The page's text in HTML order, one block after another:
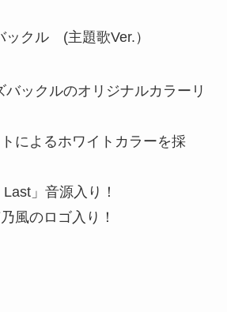
ックル (主題歌Ver.）
バックルのオリジナルカラーリ
によるホワイトカラーを採
」音源入り！
風のロゴ入り！